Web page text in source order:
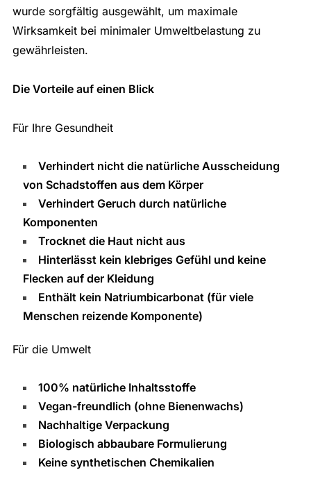
wurde sorgfältig ausgewählt, um maximale
Wirksamkeit bei minimaler Umweltbelastung zu
gewährleisten.
Die Vorteile auf einen Blick
Für Ihre Gesundheit
Verhindert nicht die natürliche Ausscheidung
von Schadstoffen aus dem Körper
Verhindert Geruch durch natürliche
Komponenten
Trocknet die Haut nicht aus
Hinterlässt kein klebriges Gefühl und keine
Flecken auf der Kleidung
Enthält kein Natriumbicarbonat (für viele
Menschen reizende Komponente)
Für die Umwelt
100% natürliche Inhaltsstoffe
Vegan-freundlich (ohne Bienenwachs)
Nachhaltige Verpackung
Biologisch abbaubare Formulierung
Keine synthetischen Chemikalien